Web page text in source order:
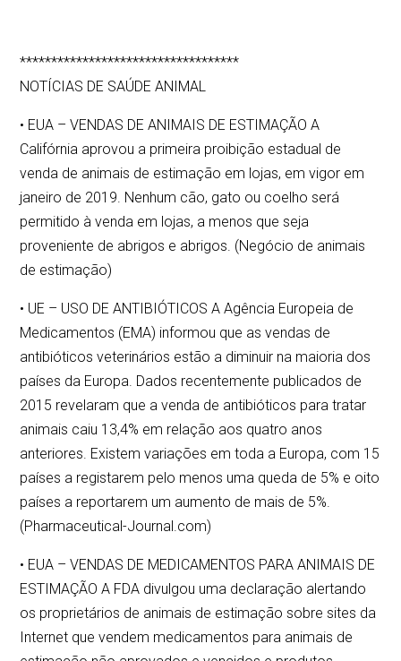
***********************************
NOTÍCIAS DE SAÚDE ANIMAL
• EUA – VENDAS DE ANIMAIS DE ESTIMAÇÃO A
Califórnia aprovou a primeira proibição estadual de
venda de animais de estimação em lojas, em vigor em
janeiro de 2019. Nenhum cão, gato ou coelho será
permitido à venda em lojas, a menos que seja
proveniente de abrigos e abrigos. (Negócio de animais
de estimação)
• UE – USO DE ANTIBIÓTICOS A Agência Europeia de
Medicamentos (EMA) informou que as vendas de
antibióticos veterinários estão a diminuir na maioria dos
países da Europa. Dados recentemente publicados de
2015 revelaram que a venda de antibióticos para tratar
animais caiu 13,4% em relação aos quatro anos
anteriores. Existem variações em toda a Europa, com 15
países a registarem pelo menos uma queda de 5% e oito
países a reportarem um aumento de mais de 5%.
(Pharmaceutical-Journal.com)
• EUA – VENDAS DE MEDICAMENTOS PARA ANIMAIS DE
ESTIMAÇÃO A FDA divulgou uma declaração alertando
os proprietários de animais de estimação sobre sites da
Internet que vendem medicamentos para animais de